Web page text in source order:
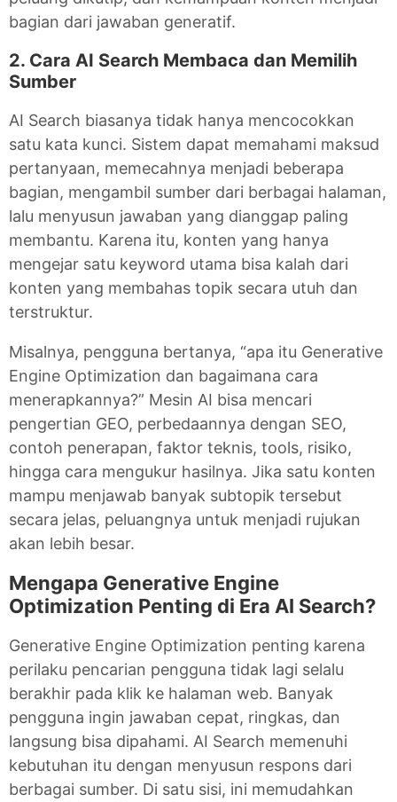
bagian dari jawaban generatif.
2. Cara AI Search Membaca dan Memilih
Sumber
AI Search biasanya tidak hanya mencocokkan
satu kata kunci. Sistem dapat memahami maksud
pertanyaan, memecahnya menjadi beberapa
bagian, mengambil sumber dari berbagai halaman,
lalu menyusun jawaban yang dianggap paling
membantu. Karena itu, konten yang hanya
mengejar satu keyword utama bisa kalah dari
konten yang membahas topik secara utuh dan
terstruktur.
Misalnya, pengguna bertanya, “apa itu Generative
Engine Optimization dan bagaimana cara
menerapkannya?” Mesin AI bisa mencari
pengertian GEO, perbedaannya dengan SEO,
contoh penerapan, faktor teknis, tools, risiko,
hingga cara mengukur hasilnya. Jika satu konten
mampu menjawab banyak subtopik tersebut
secara jelas, peluangnya untuk menjadi rujukan
akan lebih besar.
Mengapa Generative Engine
Optimization Penting di Era AI Search?
Generative Engine Optimization penting karena
perilaku pencarian pengguna tidak lagi selalu
berakhir pada klik ke halaman web. Banyak
pengguna ingin jawaban cepat, ringkas, dan
langsung bisa dipahami. AI Search memenuhi
kebutuhan itu dengan menyusun respons dari
berbagai sumber. Di satu sisi, ini memudahkan